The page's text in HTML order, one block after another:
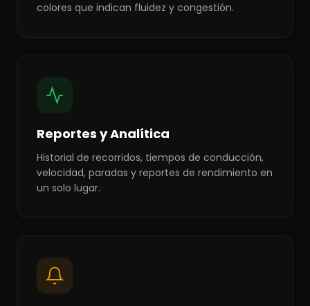
colores que indican fluidez y congestión.
Reportes y Analítica
Historial de recorridos, tiempos de conducción,
velocidad, paradas y reportes de rendimiento en
un solo lugar.